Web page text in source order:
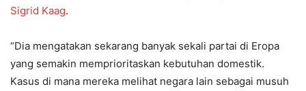
Sigrid Kaag.
“Dia mengatakan sekarang banyak sekali partai di Eropa
yang semakin memprioritaskan kebutuhan domestik.
Kasus di mana mereka melihat negara lain sebagai musuh